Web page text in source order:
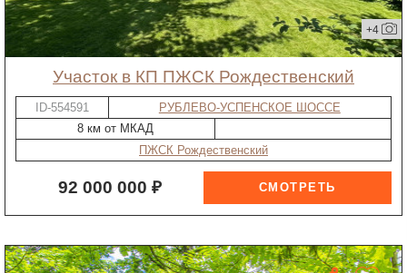
+4
участок в КП ПЖСК Рождественский
ID-554591
РУБЛЕВО-УСПЕНСКОЕ ШОССЕ
8 км от МКАД
ПЖСК Рождественский
92 000 000 ₽